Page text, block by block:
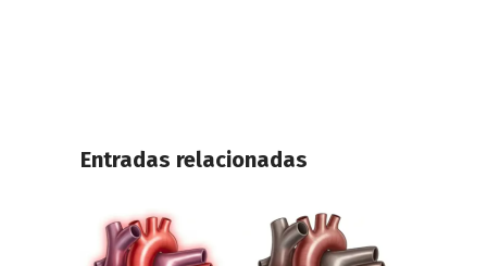
Entradas relacionadas